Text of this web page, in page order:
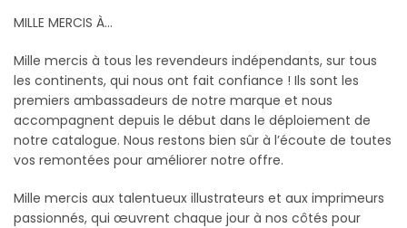
MILLE MERCIS À…
Mille mercis à tous les revendeurs indépendants, sur tous
les continents, qui nous ont fait confiance ! Ils sont les
premiers ambassadeurs de notre marque et nous
accompagnent depuis le début dans le déploiement de
notre catalogue. Nous restons bien sûr à l’écoute de toutes
vos remontées pour améliorer notre offre.
Mille mercis aux talentueux illustrateurs et aux imprimeurs
passionnés, qui œuvrent chaque jour à nos côtés pour